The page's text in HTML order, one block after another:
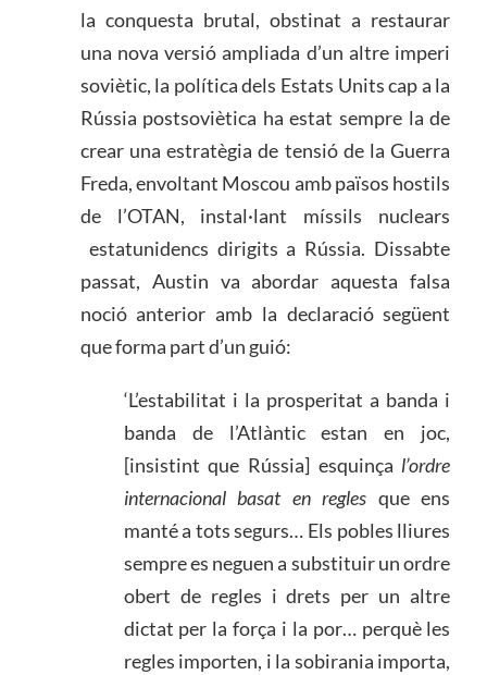
la conquesta brutal, obstinat a restaurar
una nova versió ampliada d’un altre imperi
soviètic, la política dels Estats Units cap a la
Rússia postsoviètica ha estat sempre la de
crear una estratègia de tensió de la Guerra
Freda, envoltant Moscou amb països hostils
de l’OTAN, instal·lant míssils nuclears
estatunidencs dirigits a Rússia. Dissabte
passat, Austin va abordar aquesta falsa
noció anterior amb la declaració següent
que forma part d’un guió:
‘L’estabilitat i la prosperitat a banda i
banda de l’Atlàntic estan en joc,
[insistint que Rússia] esquinça l’ordre
internacional basat en regles que ens
manté a tots segurs… Els pobles lliures
sempre es neguen a substituir un ordre
obert de regles i drets per un altre
dictat per la força i la por… perquè les
regles importen, i la sobirania importa,